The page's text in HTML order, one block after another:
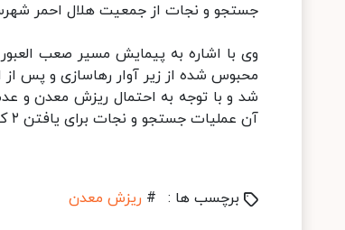
جستجو و نجات از جمعیت هلال احمر
وی با اشاره به پیمایش مسیر صعب
محبوس شده از زیر آوار رهاسازی و پس از
شد و با توجه به احتمال ریزش معدن و عدم
آن عملیات جستجو و نجات برای یافتن ۲ کارگر محبوس شده انجام شده که همچنان ادامه دارد
برچسب ها : # ریزش معدن